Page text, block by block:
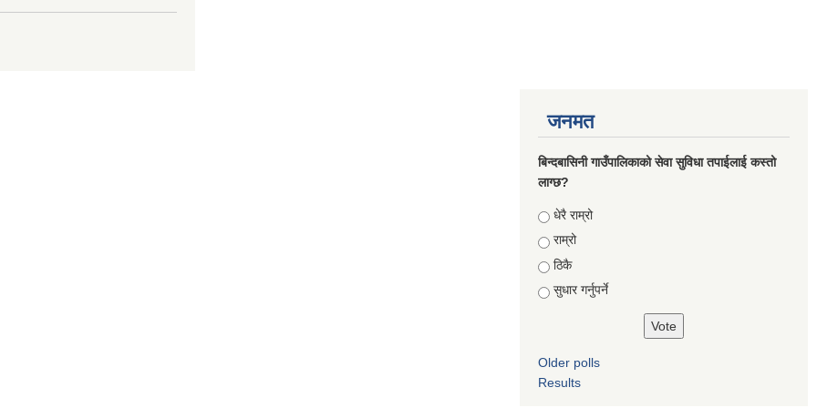
जनमत
बिन्दबासिनी गाउँपालिकाको सेवा सुविधा तपाईलाई कस्तो
लाग्छ?
Choices
धेरै राम्रो
राम्रो
ठिकै
सुधार गर्नुपर्ने
Older polls
Results